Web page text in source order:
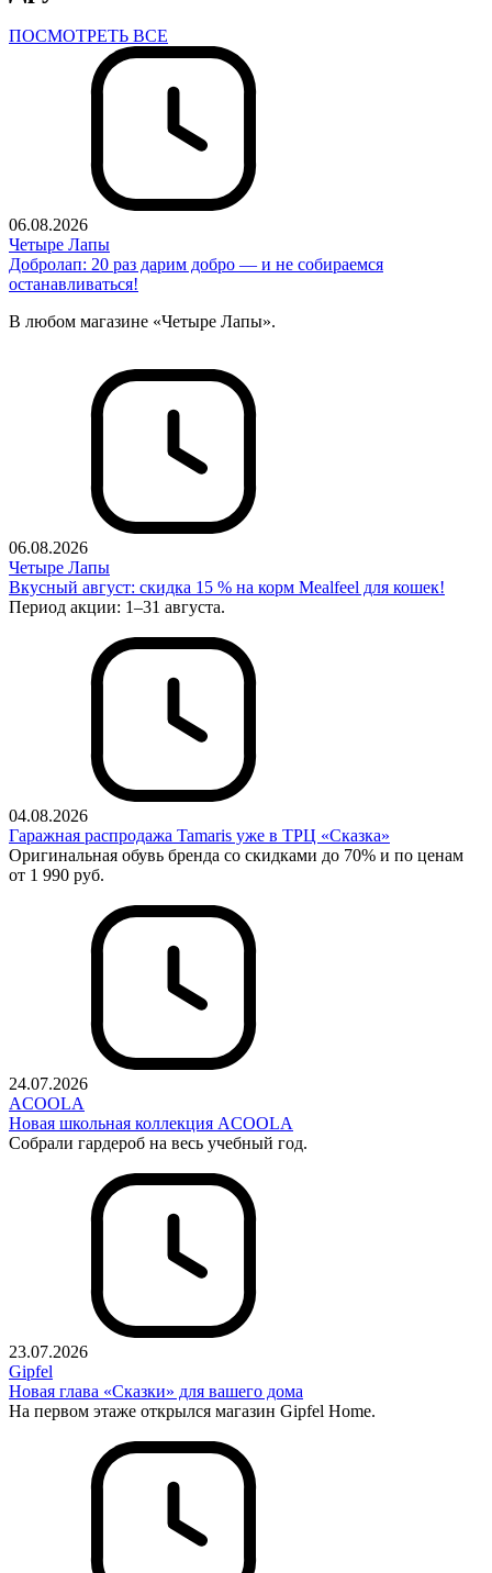
ПОСМОТРЕТЬ ВСЕ
06.08.2026
Четыре Лапы
Добролап: 20 раз дарим добро — и не собираемся
останавливаться!
В любом магазине «Четыре Лапы».
06.08.2026
Четыре Лапы
Вкусный август: скидка 15 % на корм Mealfeel для кошек!
Период акции: 1–31 августа.
04.08.2026
Гаражная распродажа Tamaris уже в ТРЦ «Сказка»
Оригинальная обувь бренда со скидками до 70% и по ценам
от 1 990 руб.
24.07.2026
ACOOLA
Новая школьная коллекция ACOOLA
Собрали гардероб на весь учебный год.
23.07.2026
Gipfel
Новая глава «Сказки» для вашего дома
На первом этаже открылся магазин Gipfel Home.